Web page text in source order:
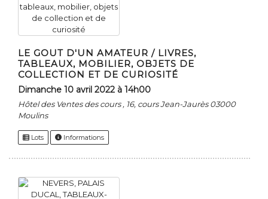
LE GOUT D'UN AMATEUR / LIVRES,
TABLEAUX, MOBILIER, OBJETS DE
COLLECTION ET DE CURIOSITÉ
dimanche 10 avril 2022 à 14h00
Hôtel des Ventes des cours , 16, cours Jean-Jaurès 03000
Moulins
Lots Informations